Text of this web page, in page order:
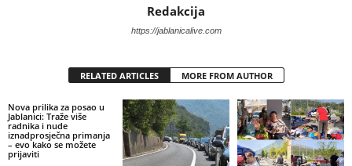
Redakcija
https://jablanicalive.com
RELATED ARTICLES MORE FROM AUTHOR
Nova prilika za posao u
Jablanici: Traže više
radnika i nude
iznadprosječna primanja
– evo kako se možete
prijaviti